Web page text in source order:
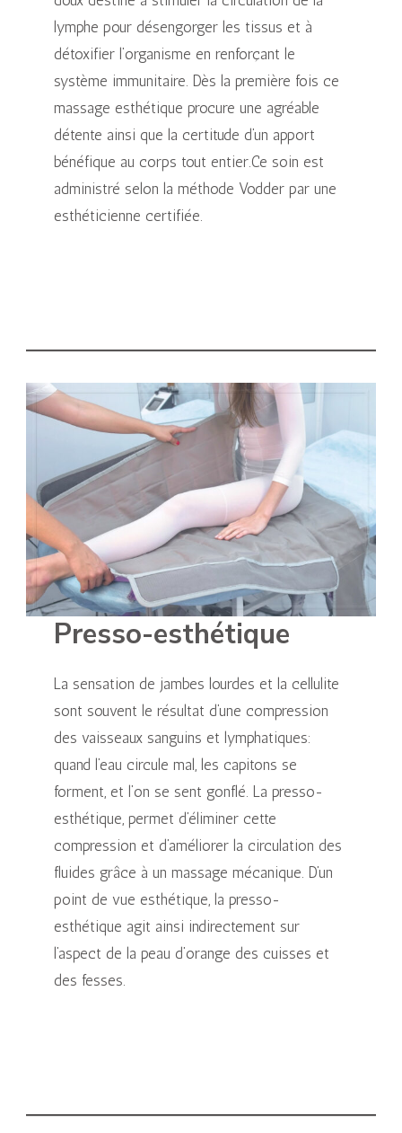
lymphe pour désengorger les tissus et à
détoxifier l’organisme en renforçant le
système immunitaire. Dès la première fois ce
massage esthétique procure une agréable
détente ainsi que la certitude d’un apport
bénéfique au corps tout entier.Ce soin est
administré selon la méthode Vodder par une
esthéticienne certifiée.
Presso-esthétique
La sensation de jambes lourdes et la cellulite
sont souvent le résultat d’une compression
des vaisseaux sanguins et lymphatiques:
quand l’eau circule mal, les capitons se
forment, et l’on se sent gonflé. La presso-
esthétique, permet d’éliminer cette
compression et d’améliorer la circulation des
fluides grâce à un massage mécanique. D’un
point de vue esthétique, la presso-
esthétique agit ainsi indirectement sur
l’aspect de la peau d’orange des cuisses et
des fesses.